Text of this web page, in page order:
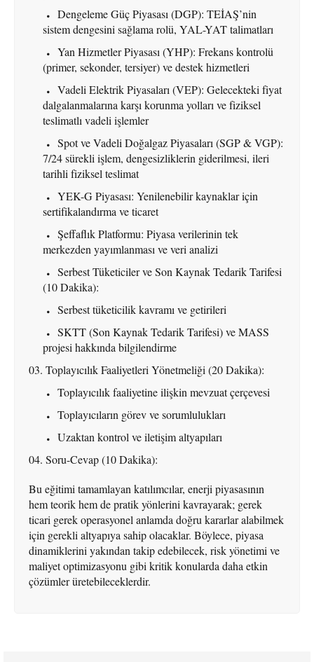
Dengeleme Güç Piyasası (DGP): TEİAŞ’nin
sistem dengesini sağlama rolü, YAL-YAT talimatları
Yan Hizmetler Piyasası (YHP): Frekans kontrolü
(primer, sekonder, tersiyer) ve destek hizmetleri
Vadeli Elektrik Piyasaları (VEP): Gelecekteki fiyat
dalgalanmalarına karşı korunma yolları ve fiziksel
teslimatlı vadeli işlemler
Spot ve Vadeli Doğalgaz Piyasaları (SGP & VGP):
7/24 sürekli işlem, dengesizliklerin giderilmesi, ileri
tarihli fiziksel teslimat
YEK-G Piyasası: Yenilenebilir kaynaklar için
sertifikalandırma ve ticaret
Şeffaflık Platformu: Piyasa verilerinin tek
merkezden yayımlanması ve veri analizi
Serbest Tüketiciler ve Son Kaynak Tedarik Tarifesi
(10 Dakika):
Serbest tüketicilik kavramı ve getirileri
SKTT (Son Kaynak Tedarik Tarifesi) ve MASS
projesi hakkında bilgilendirme
Toplayıcılık Faaliyetleri Yönetmeliği (20 Dakika):
Toplayıcılık faaliyetine ilişkin mevzuat çerçevesi
Toplayıcıların görev ve sorumlulukları
Uzaktan kontrol ve iletişim altyapıları
Soru-Cevap (10 Dakika):
Bu eğitimi tamamlayan katılımcılar, enerji piyasasının
hem teorik hem de pratik yönlerini kavrayarak; gerek
ticari gerek operasyonel anlamda doğru kararlar alabilmek
için gerekli altyapıya sahip olacaklar. Böylece, piyasa
dinamiklerini yakından takip edebilecek, risk yönetimi ve
maliyet optimizasyonu gibi kritik konularda daha etkin
çözümler üretebileceklerdir.